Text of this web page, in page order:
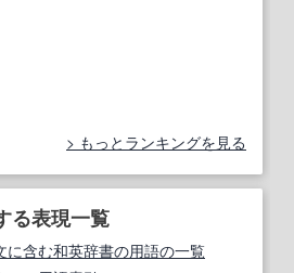
もっとランキングを見る
る表現一覧
に含む和英辞書の用語の一覧